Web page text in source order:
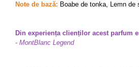
Note de bază: Boabe de tonka, Lemn de
Din experiența clienților acest parfum
- MontBlanc Legend